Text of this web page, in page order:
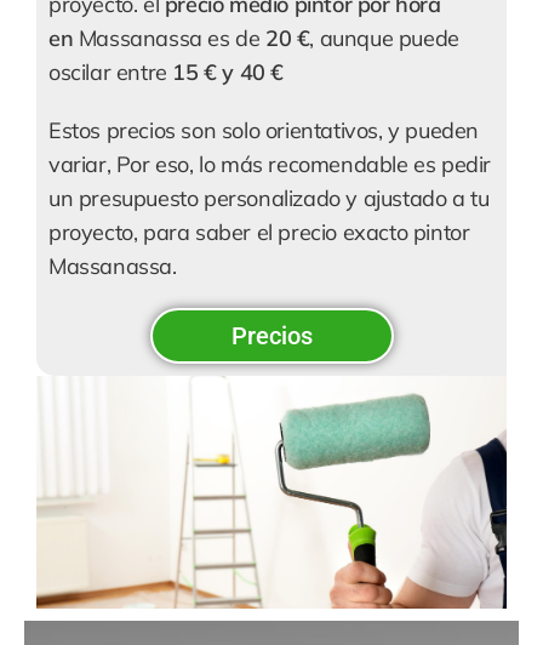
en Massanassa es de 20 €, aunque puede
oscilar entre 15 € y 40 €
Estos precios son solo orientativos, y pueden
variar, Por eso, lo más recomendable es pedir
un presupuesto personalizado y ajustado a tu
proyecto, para saber el precio exacto pintor
Massanassa.
Precios